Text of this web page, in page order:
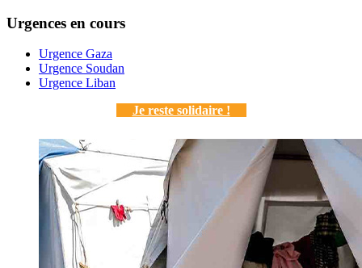
Urgences en cours
Urgence Gaza
Urgence Soudan
Urgence Liban
Je reste solidaire !